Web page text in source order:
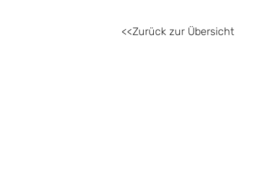
Zurück zur Übersicht